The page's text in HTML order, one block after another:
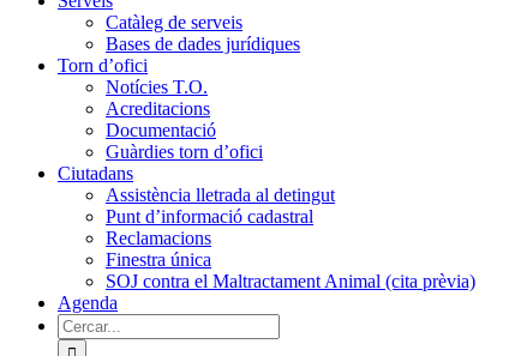
Catàleg de serveis
Bases de dades jurídiques
Torn d’ofici
Notícies T.O.
Acreditacions
Documentació
Guàrdies torn d’ofici
Ciutadans
Assistència lletrada al detingut
Punt d’informació cadastral
Reclamacions
Finestra única
SOJ contra el Maltractament Animal (cita prèvia)
Agenda
Cerca
…